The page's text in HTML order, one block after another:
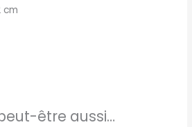
cm
être aussi…